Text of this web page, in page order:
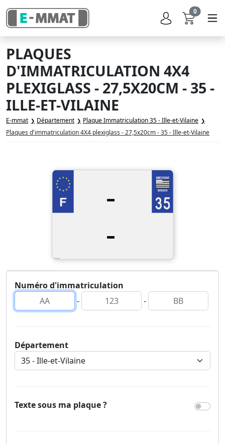
0
PLAQUES
D'IMMATRICULATION 4X4
PLEXIGLASS - 27,5X20CM - 35 -
ILLE-ET-VILAINE
E-mmat Département
Plaque Immatriculation 35 - Ille-et-Vilaine
Plaques d'immatriculation 4X4 plexiglass - 27,5x20cm - 35 - Ille-et-Vilaine
-
-
Numéro d'immatriculation
-
-
Département
Texte sous ma plaque ?